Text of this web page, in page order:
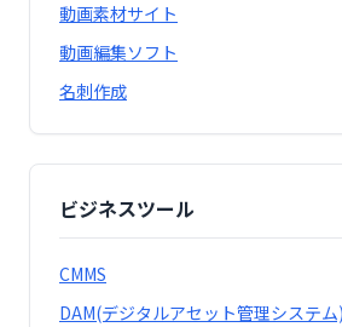
動画素材サイト
動画編集ソフト
名刺作成
ビジネスツール
CMMS
DAM(デジタルアセット管理システム)